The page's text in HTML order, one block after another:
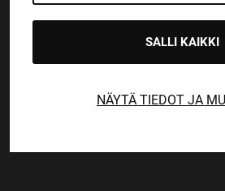
SALLI KAIKKI
NÄYTÄ TIEDOT JA